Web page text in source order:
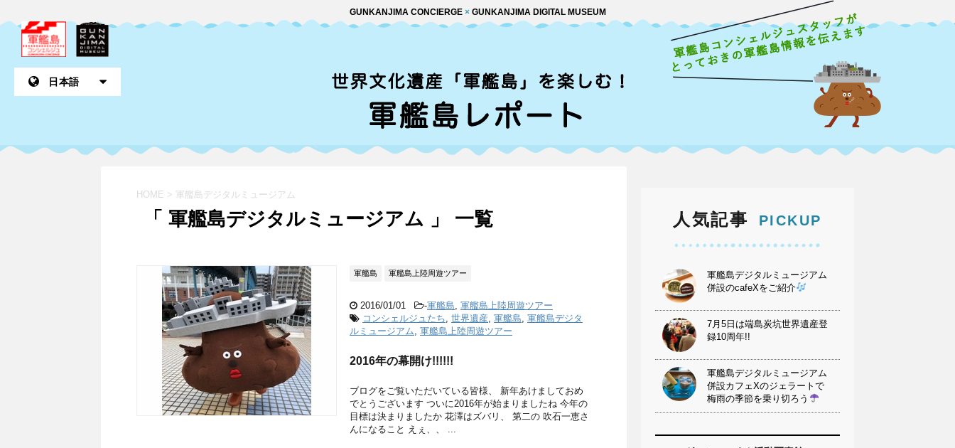
GUNKANJIMA CONCIERGE ×GUNKANJIMA DIGITAL MUSEUM
HOME > 軍艦島デジタルミュージアム
「 軍艦島デジタルミュージアム 」 一覧
軍艦島 軍艦島上陸周遊ツアー
2016/01/01 -軍艦島, 軍艦島上陸周遊ツアー
コンシェルジュたち, 世界遺産, 軍艦島, 軍艦島デジタ
ルミュージアム, 軍艦島上陸周遊ツアー
2016年の幕開け!!!!!!
ブログをご覧いただいている皆様、 新年あけましておめ
でとうございます ついに2016年が始まりましたね 今年の
目標は決まりましたか 花澤はズバリ、 第二の 吹石一恵さ
んになること えぇ、、 ...
人気記事 PICKUP
軍艦島デジタルミュージアム
併設のcafeXをご紹介
7月5日は端島炭坑世界遺産登
録10周年!!
軍艦島デジタルミュージアム
併設カフェXのジェラートで
梅雨の季節を乗り切ろう